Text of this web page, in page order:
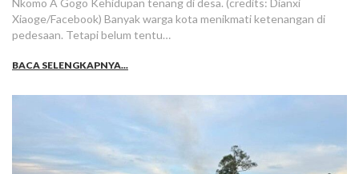
Nkomo A Gogo Kehidupan tenang di desa. (credits: Dianxi
Xiaoge/Facebook) Banyak warga kota menikmati ketenangan di
pedesaan. Tetapi belum tentu…
BACA SELENGKAPNYA...